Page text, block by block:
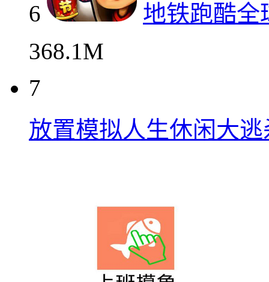
6
地铁跑酷全
368.1M
7
放置模拟人生休闲大